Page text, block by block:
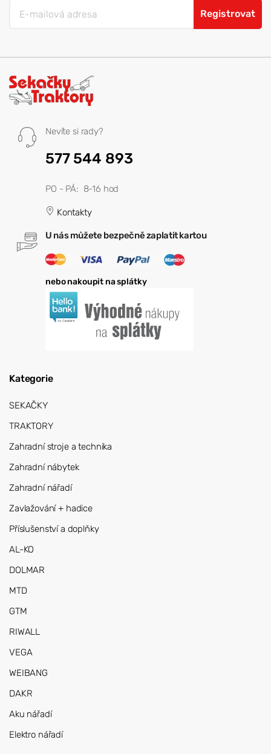
Registrovat
Nevíte si rady?
577 544 893
PO - PÁ: 8-16 hod
Kontakty
U nás můžete bezpečně zaplatit kartou
nebo nakoupit na splátky
Kategorie
SEKAČKY
TRAKTORY
Zahradní stroje a technika
Zahradní nábytek
Zahradní nářadí
Zavlažování + hadice
Příslušenství a doplňky
AL-KO
DOLMAR
MTD
GTM
RIWALL
VEGA
WEIBANG
DAKR
Aku nářadí
Elektro nářadí